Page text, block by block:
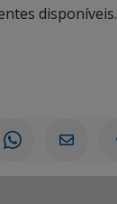
disponíveis.